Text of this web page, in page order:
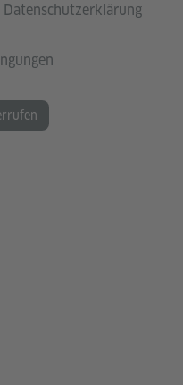
Datenschutzerklärung